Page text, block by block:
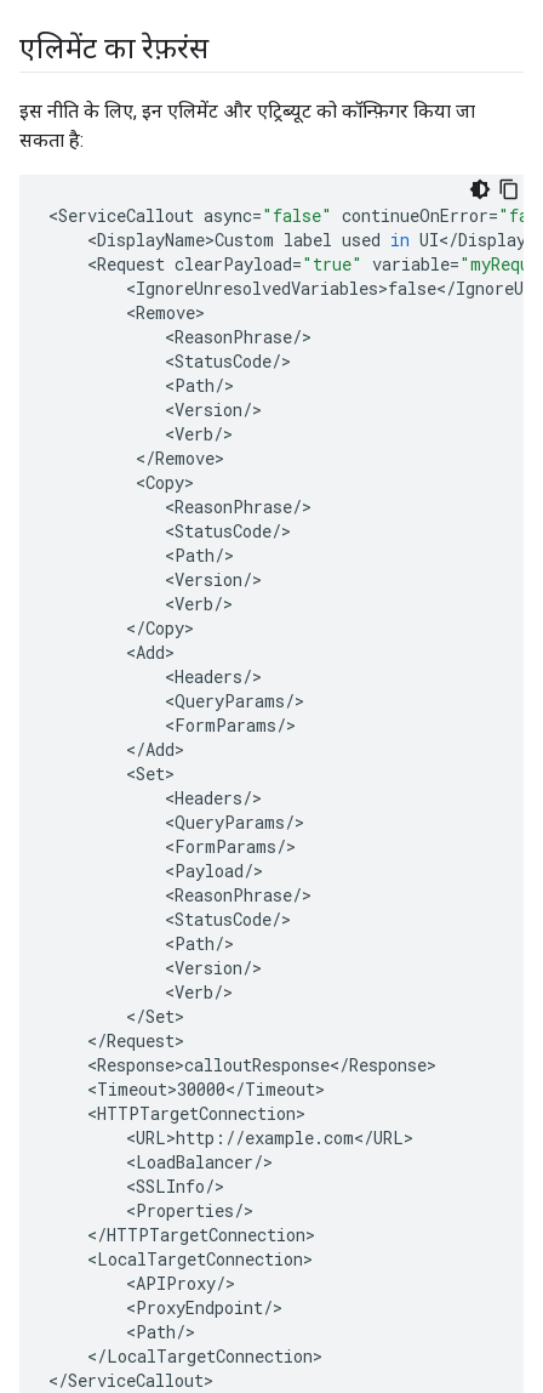
एलिमेंट का रेफ़रंस
इस नीति के लिए, इन एलिमेंट और एट्रिब्यूट को कॉन्फ़िगर किया जा
सकता है:
<ServiceCallout async="false" continueOnError=
<DisplayName>Custom label used in UI</
<Request clearPayload="true" variable=
<IgnoreUnresolvedVariables>false</
<Remove
<ReasonPhrase/
<StatusCode/
<Path/
<Version/
<Verb/
</Remove
<Copy
<ReasonPhrase/
<StatusCode/
<Path/
<Version/
<Verb/
</Copy
<Add
<Headers/
<QueryParams/
<FormParams/
</Add
<Set
<Headers/
<QueryParams/
<FormParams/
<Payload/
<ReasonPhrase/
<StatusCode/
<Path/
<Version/
<Verb/
</Set
</Request
<Response>calloutResponse</Response
<Timeout>30000</Timeout
<HTTPTargetConnection
<URL>http : //example.com</URL
<LoadBalancer/
<SSLInfo/
<Properties/
</HTTPTargetConnection
<LocalTargetConnection
<APIProxy/
<ProxyEndpoint/
<Path/
</LocalTargetConnection>
</ServiceCallout>